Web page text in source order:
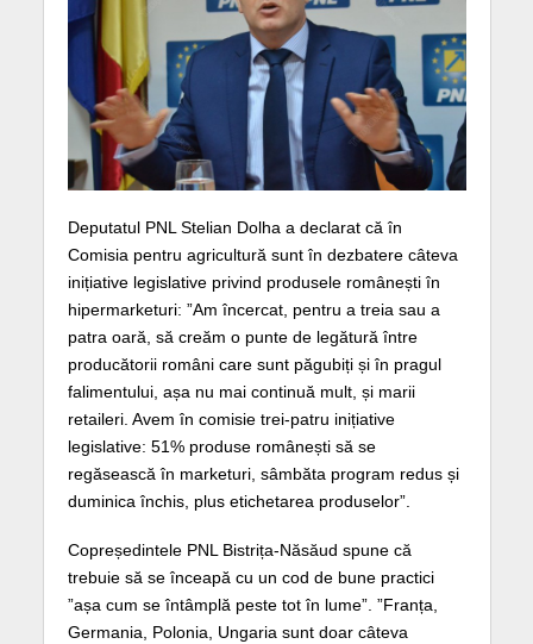
Deputatul PNL Stelian Dolha a declarat că în
Comisia pentru agricultură sunt în dezbatere câteva
inițiative legislative privind produsele românești în
hipermarketuri: ”Am încercat, pentru a treia sau a
patra oară, să creăm o punte de legătură între
producătorii români care sunt păgubiți și în pragul
falimentului, așa nu mai continuă mult, și marii
retaileri. Avem în comisie trei-patru inițiative
legislative: 51% produse românești să se
regăsească în marketuri, sâmbăta program redus și
duminica închis, plus etichetarea produselor”.
Copreședintele PNL Bistrița-Năsăud spune că
trebuie să se înceapă cu un cod de bune practici
”așa cum se întâmplă peste tot în lume”. ”Franța,
Germania, Polonia, Ungaria sunt doar câteva